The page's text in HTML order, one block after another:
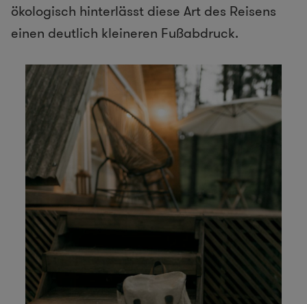
ökologisch hinterlässt diese Art des Reisens
einen deutlich kleineren Fußabdruck.